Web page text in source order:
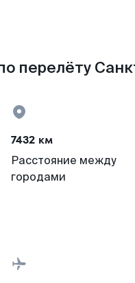
перелёту
7432 км
Расстояние между
городами